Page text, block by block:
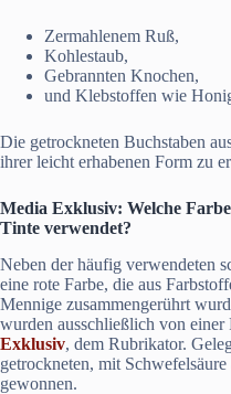
Zermahlenem Ruß,
Kohlestaub,
Gebrannten Knochen,
und Klebstoffen wie
Die getrockneten Buchstaben
ihrer leicht erhabenen Form zu
Media Exklusiv: Welche
Tinte verwendet?
Neben der häufig verwendeten
eine rote Farbe, die aus
Mennige zusammengerührt
wurden ausschließlich von einer
Exklusiv, dem Rubrikator.
getrockneten, mit
gewonnen.